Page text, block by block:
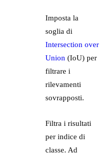
Imposta la
soglia di
Intersection over
Union (IoU) per
filtrare i
rilevamenti
sovrapposti.
Filtra i risultati
per indice di
classe. Ad